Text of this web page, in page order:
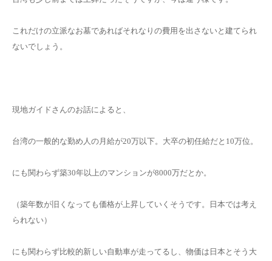
これだけの立派なお墓であればそれなりの費用を出さないと建てられ
ないでしょう。
現地ガイドさんのお話によると、
台湾の一般的な勤め人の月給が20万以下。大卒の初任給だと10万位。
にも関わらず築30年以上のマンションが8000万だとか。
（築年数が旧くなっても価格が上昇していくそうです。日本では考え
られない）
にも関わらず比較的新しい自動車が走ってるし、物価は日本とそう大